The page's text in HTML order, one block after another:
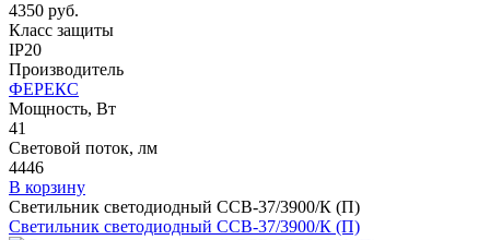
4350 руб.
Класс защиты
IP20
Производитель
ФЕРЕКС
Мощность, Вт
41
Световой поток, лм
4446
В корзину
Светильник светодиодный ССВ-37/3900/К (П)
Светильник светодиодный ССВ-37/3900/К (П)